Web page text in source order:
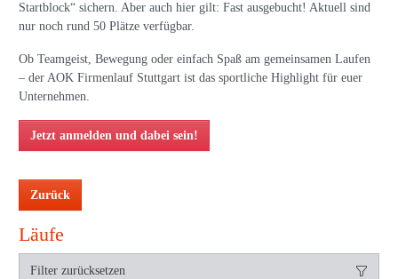
Startblock“ sichern. Aber auch hier gilt: Fast ausgebucht! Aktuell sind
nur noch rund 50 Plätze verfügbar.
Ob Teamgeist, Bewegung oder einfach Spaß am gemeinsamen Laufen
– der AOK Firmenlauf Stuttgart ist das sportliche Highlight für euer
Unternehmen.
Jetzt anmelden und dabei sein!
Zurück
Läufe
Filter zurücksetzen